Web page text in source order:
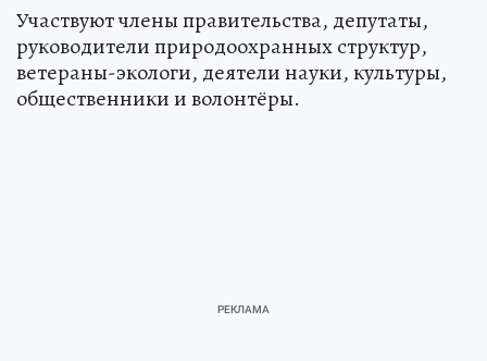
Участвуют члены правительства, депутаты,
руководители природоохранных структур,
ветераны-экологи, деятели науки, культуры,
общественники и волонтёры.